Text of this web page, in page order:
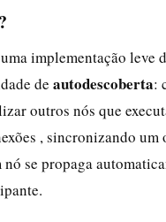
implementação
de autodescoberta:
outros nós que
, sincronizando
se propaga